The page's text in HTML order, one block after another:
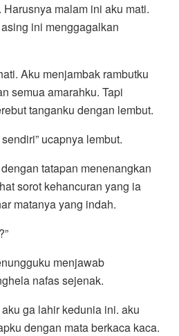
malam ini aku mati.
ini menggagalkan
Aku menjambak rambutku
semua amarahku. Tapi
tanganku dengan lembut.
ucapnya lembut.
tatapan menenangkan
sorot kehancuran yang ia
matanya yang indah.
menjawab
nafas sejenak.
ga lahir kedunia ini. aku
dengan mata berkaca kaca.